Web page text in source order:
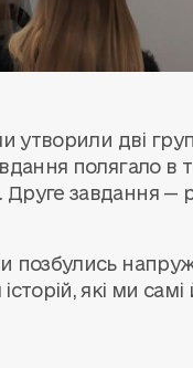
утворили дві
полягало в
завдання —
які ми